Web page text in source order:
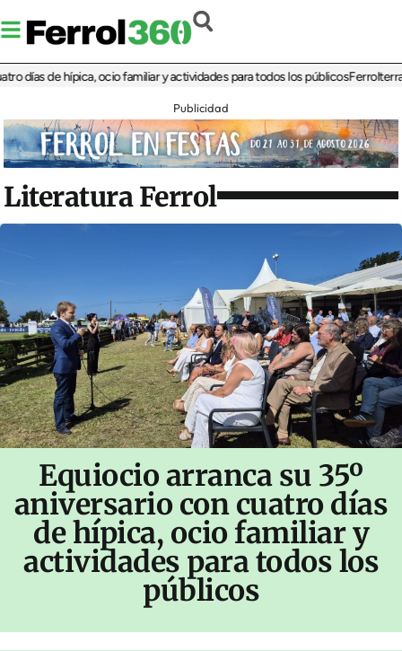
de hípica, ocio familiar y actividades para todos los públicosFerrolterra
Publicidad
Literatura Ferrol
Equiocio arranca su 35º
aniversario con cuatro días
de hípica, ocio familiar y
actividades para todos los
públicos